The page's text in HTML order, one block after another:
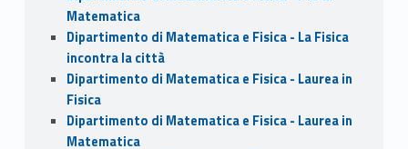
Matematica
Dipartimento di Matematica e Fisica - La Fisica
incontra la città
Dipartimento di Matematica e Fisica - Laurea in
Fisica
Dipartimento di Matematica e Fisica - Laurea in
Matematica